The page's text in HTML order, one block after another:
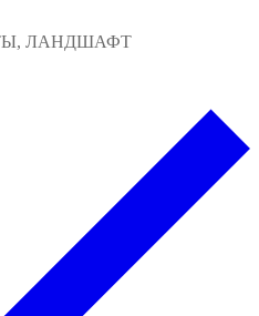
ЛАНДШАФТ